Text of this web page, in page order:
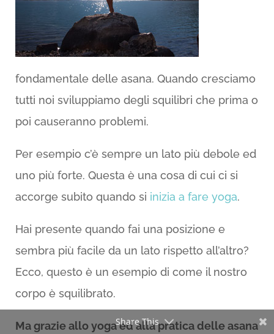
fondamentale delle asana. Quando cresciamo
tutti noi sviluppiamo degli squilibri che prima o
poi causeranno problemi.
Per esempio c’è sempre un lato più debole ed
uno più forte. Questa è una cosa di cui ci si
accorge subito quando si inizia a fare yoga.
Hai presente quando fai una posizione e
sembra più facile da un lato rispetto all’altro?
Ecco, questo è un esempio di come il nostro
corpo è squilibrato.
Ma grazie allo yoga ed alla pratica delle asana
Share This